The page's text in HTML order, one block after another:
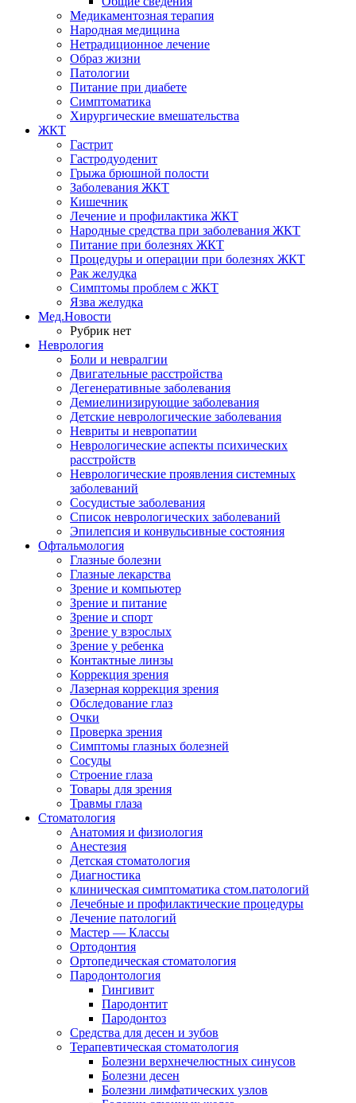
Медикаментозная терапия
Народная медицина
Нетрадиционное лечение
Образ жизни
Патологии
Питание при диабете
Симптоматика
Хирургические вмешательства
ЖКТ
Гастрит
Гастродуоденит
Грыжа брюшной полости
Заболевания ЖКТ
Кишечник
Лечение и профилактика ЖКТ
Народные средства при заболевания ЖКТ
Питание при болезнях ЖКТ
Процедуры и операции при болезнях ЖКТ
Рак желудка
Симптомы проблем с ЖКТ
Язва желудка
Мед.Новости
Рубрик нет
Неврология
Боли и невралгии
Двигательные расстройства
Дегенеративные заболевания
Демиелинизирующие заболевания
Детские неврологические заболевания
Невриты и невропатии
Неврологические аспекты психических
расстройств
Неврологические проявления системных
заболеваний
Сосудистые заболевания
Список неврологических заболеваний
Эпилепсия и конвульсивные состояния
Офтальмология
Глазные болезни
Глазные лекарства
Зрение и компьютер
Зрение и питание
Зрение и спорт
Зрение у взрослых
Зрение у ребенка
Контактные линзы
Коррекция зрения
Лазерная коррекция зрения
Обследование глаз
Очки
Проверка зрения
Симптомы глазных болезней
Сосуды
Строение глаза
Товары для зрения
Травмы глаза
Стоматология
Анатомия и физиология
Анестезия
Детская стоматология
Диагностика
клиническая симптоматика стом.патологий
Лечебные и профилактические процедуры
Лечение патологий
Мастер — Классы
Ортодонтия
Ортопедическая стоматология
Пародонтология
Гингивит
Пародонтит
Пародонтоз
Средства для десен и зубов
Терапевтическая стоматология
Болезни верхнечелюстных синусов
Болезни десен
Болезни лимфатических узлов